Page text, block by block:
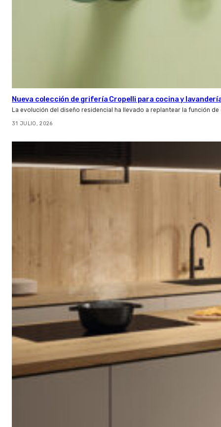
Nueva colección de grifería Cropelli para cocina y
La evolución del diseño residencial ha llevado a replantear la función
31 JULIO, 2026